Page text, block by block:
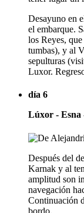
Desayuno en
el embarque.
los Reyes,
tumbas), y al
sepulturas
Luxor.
día 6
Lúxor - Esna
Después del
Karnak y al
amplitud son
navegación
Continuación
bordo.